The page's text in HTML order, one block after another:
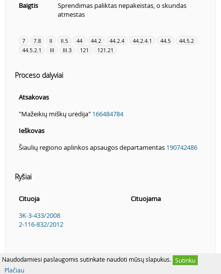
Naudodamiesi paslaugomis sutinkate naudoti mūsų slapukus. Sutinku
Plačiau
Baigtis
Sprendimas paliktas nepakeistas, o skundas
atmestas
7 7.8 II II.5 44 44.2 44.2.4 44.2.4.1 44.5
44.5.2
44.5.2.1
III III.3 121 121.21
Proceso dalyviai
Atsakovas
"Mažeikių miškų urėdija" 166484784
Ieškovas
Šiaulių regiono aplinkos apsaugos departamentas 190742486
Ryšiai
Cituoja
Cituojama
3K-3-433/2008
2-116-832/2012